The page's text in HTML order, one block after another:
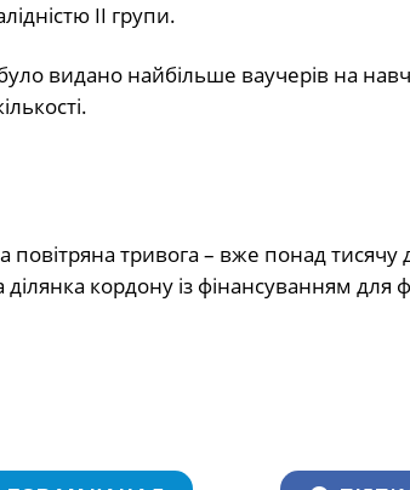
ІІ групи.
видано найбільше ваучерів на
повітряна тривога – вже понад
кордону із фінансуванням для